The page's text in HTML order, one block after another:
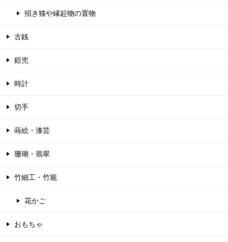
招き猫や縁起物の置物
古銭
鎧兜
時計
切手
蒔絵・漆芸
珊瑚・翡翠
竹細工・竹籠
花かご
おもちゃ